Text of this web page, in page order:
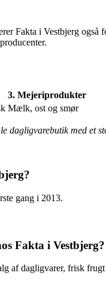
Fakta i Vestbjerg også
3. Mejeriprodukter
Mælk, ost og smør
dagligvarebutik med et
gang i 2013.
Fakta i Vestbjerg?
af dagligvarer, frisk